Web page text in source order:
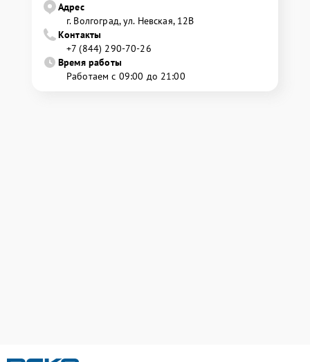
Адрес
г. Волгоград, ул. Невская, 12В
Контакты
+7 (844) 290-70-26
Время работы
Работаем с 09:00 до 21:00